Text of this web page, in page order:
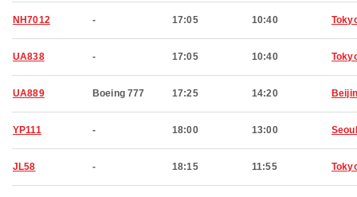
NH7012 - 17:05 10:40
UA838 - 17:05 10:40
UA889 Boeing 777 17:25 14:20
YP111 - 18:00 13:00 Seoul
JL58 - 18:15 11:55